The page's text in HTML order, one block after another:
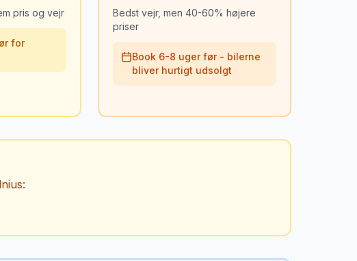
pris og vejr
for
Bedst vejr, men 40-60% højere
priser
Book 6-8 uger før - bilerne
bliver hurtigt udsolgt
: